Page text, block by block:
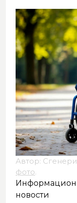
Автор:
фото.
новости